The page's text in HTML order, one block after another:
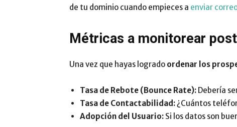
de tu dominio cuando empieces a enviar
Métricas a monitorear
Una vez que hayas logrado ordenar los
Tasa de Rebote (Bounce Rate): Debería
Tasa de Contactabilidad:¿Cuántos
Adopción del Usuario: Si los datos son